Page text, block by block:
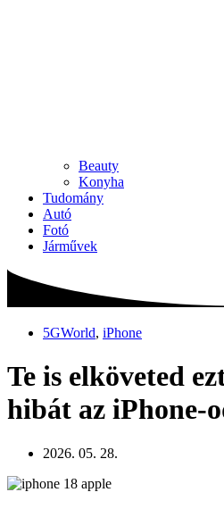
Beauty
Konyha
Tudomány
Autó
Fotó
Járművek
5GWorld, iPhone
Te is elköveted
hibát az iPhone-
2026. 05. 28.